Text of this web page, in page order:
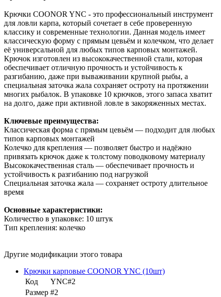
Крючки COONOR YNC - это профессиональный инструмент
для ловли карпа, который сочетает в себе проверенную
классику и современные технологии. Данная модель имеет
классическую форму с прямым цевьём и колечком, что делает
её универсальной для любых типов карповых монтажей.
Крючок изготовлен из высококачественной стали, которая
обеспечивает отличную прочность и устойчивость к
разгибанию, даже при вываживании крупной рыбы, а
специальная заточка жала сохраняет остроту на протяжении
многих рыбалок. В упаковке 10 крючков, этого запаса хватит
на долго, даже при активной ловле в закоряженных местах.
Ключевые преимущества:
Классическая форма с прямым цевьём — подходит для любых
типов карповых монтажей
Колечко для крепления — позволяет быстро и надёжно
привязать крючок даже к толстому поводковому материалу
Высококачественная сталь — обеспечивает прочность и
устойчивость к разгибанию под нагрузкой
Специальная заточка жала — сохраняет остроту длительное
время
Основные характеристики:
Количество в упаковке: 10 штук
Тип крепления: колечко
Другие модификации этого товара
Крючки карповые COONOR YNC (10шт)
Код
YNC#2
Размер #2